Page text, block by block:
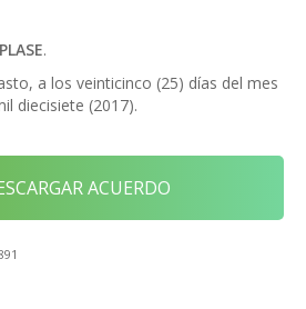
.
a los veinticinco (25) días del mes
diecisiete (2017).
ACUERDO